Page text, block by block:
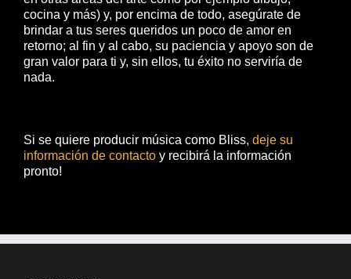
cocina y más) y, por encima de todo, asegúrate de
brindar a tus seres queridos un poco de amor en
retorno; al fin y al cabo, su paciencia y apoyo son de
gran valor para ti y, sin ellos, tu éxito no serviría de
nada.
Si se quiere producir música como Bliss, deje su
información de contacto y recibirá la información
pronto!